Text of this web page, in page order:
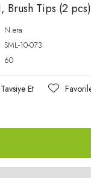
Brush Tips (2 pcs)
N.era
SML-10-073
60
Tavsiye Et